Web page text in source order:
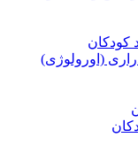
(اورولوژی)